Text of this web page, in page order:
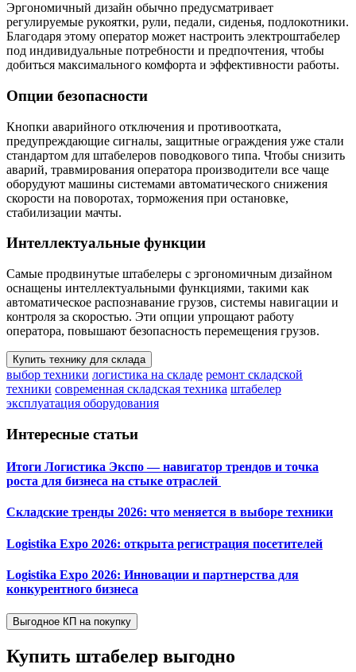
Эргономичный дизайн обычно предусматривает
регулируемые рукоятки, рули, педали, сиденья, подлокотники.
Благодаря этому оператор может настроить электроштабелер
под индивидуальные потребности и предпочтения, чтобы
добиться максимального комфорта и эффективности работы.
Опции безопасности
Кнопки аварийного отключения и противоотката,
предупреждающие сигналы, защитные ограждения уже стали
стандартом для штабелеров поводкового типа. Чтобы снизить
аварий, травмирования оператора производители все чаще
оборудуют машины системами автоматического снижения
скорости на поворотах, торможения при остановке,
стабилизации мачты.
Интеллектуальные функции
Самые продвинутые штабелеры с эргономичным дизайном
оснащены интеллектуальными функциями, такими как
автоматическое распознавание грузов, системы навигации и
контроля за скоростью. Эти опции упрощают работу
оператора, повышают безопасность перемещения грузов.
Купить технику для склада
выбор техники логистика на складе ремонт складской
техники современная складская техника штабелер
эксплуатация оборудования
Интересные статьи
Итоги Логистика Экспо — навигатор трендов и точка
роста для бизнеса на стыке отраслей
Складские тренды 2026: что меняется в выборе техники
Logistika Expo 2026: открыта регистрация посетителей
Logistika Expo 2026: Инновации и партнерства для
конкурентного бизнеса
Выгодное КП на покупку
Купить штабелер выгодно